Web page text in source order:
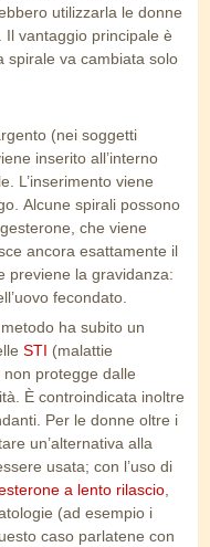
utilizzarla le donne
vantaggio principale è
spirale va cambiata solo
(nei soggetti
inserito all’interno
L’inserimento viene
Alcune spirali possono
che viene
ancora esattamente il
previene la gravidanza:
fecondato.
ha subito un
STI (malattie
protegge dalle
È controindicata inoltre
Per le donne oltre i
un’alternativa alla
usata; con l’uso di
a lento rilascio
(ad esempio i
caso parlatene con